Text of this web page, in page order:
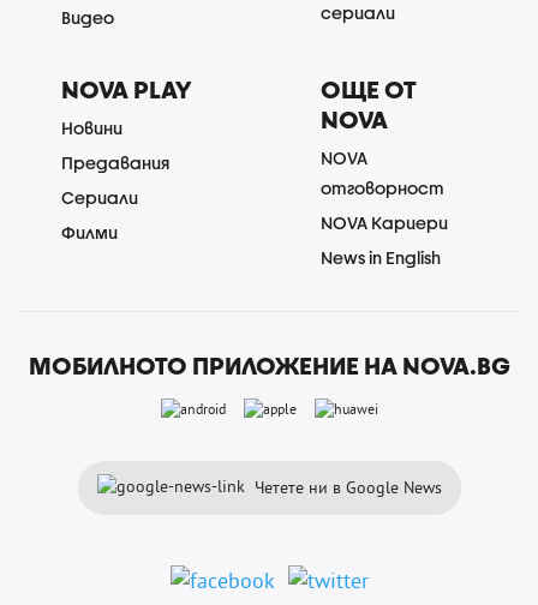
Видео
сериали
NOVA PLAY
Новини
Предавания
Сериали
Филми
ОЩЕ ОТ
NOVA
NOVA
отговорност
NOVA Кариери
News in English
МОБИЛНОТО ПРИЛОЖЕНИЕ НА NOVA.BG
Четете ни в Google News